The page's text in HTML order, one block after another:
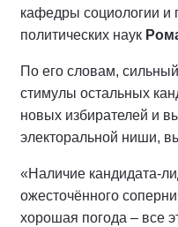
кафедры социологии и
политических наук
По его словам,
стимулы остальных
новых избирателей и
электоральной ниши,
«Наличие кандидата-
ожесточённого
хорошая погода – все